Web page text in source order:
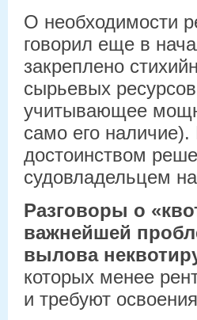
О необходимости
говорил еще в
закреплено
сырьевых
учитывающее
само его
достоинством
судовладельцем
Разговоры о
важнейшей
вылова
которых менее
и требуют